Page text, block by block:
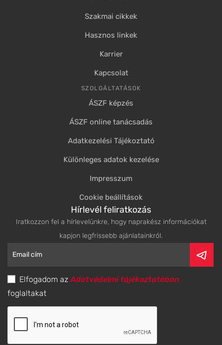
Szakmai cikkek
Hasznos linkek
Karrier
Kapcsolat
SZOLGÁLTATÁSOK
ÁSZF képzés
ÁSZF online tanácsadás
Adatkezelési Tájékoztató
Különleges adatok kezelése
Impresszum
Cookie beállítások
Hírlevél feliratkozás
Iratkozzon fel a hírlevelünkre, hogy naprakész információkat
kapjon legfrissebb ajánlatainkról.
Elfogadom azAdatvédelmi tájékoztatóban
foglaltakat